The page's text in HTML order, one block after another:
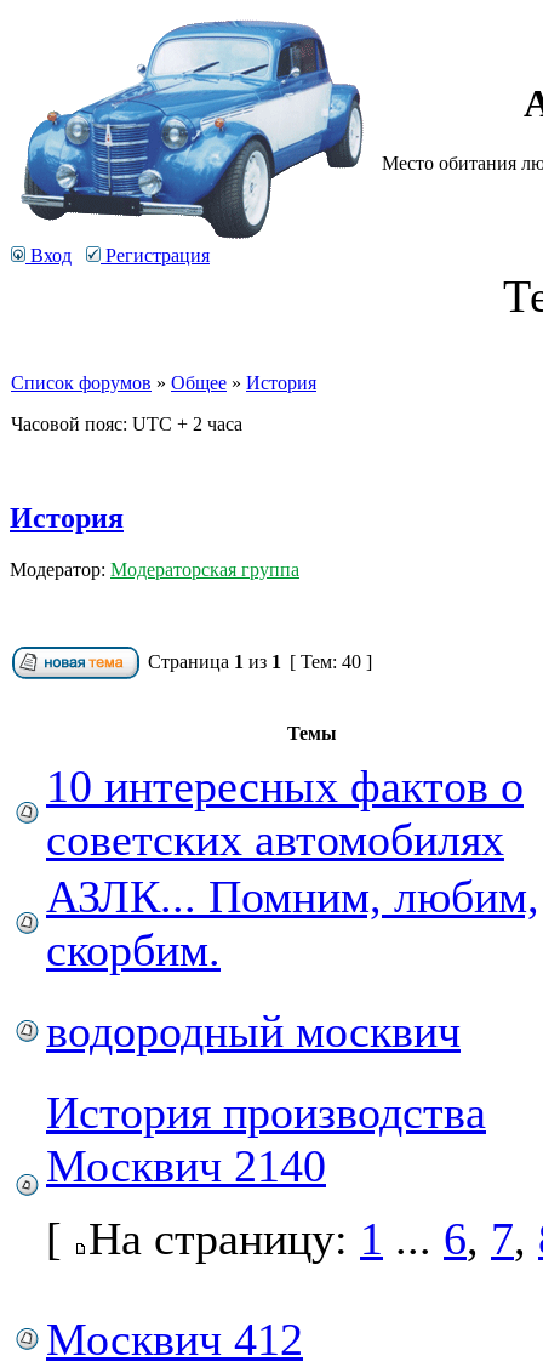
Место обитания
Вход Регистрация
Список форумов » Общее » История
Часовой пояс: UTC + 2 часа
История
Модератор: Модераторская группа
Страница 1 из 1 [ Тем: 40 ]
Темы
10 интересных фактов о
советских автомобилях
АЗЛК... Помним, любим,
скорбим.
водородный москвич
История производства
Москвич 2140
[ На страницу: 1 ... 6, 7,
Москвич 412